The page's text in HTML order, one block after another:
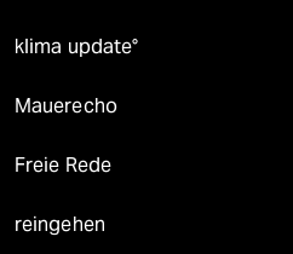
klima update°
Mauerecho
Freie Rede
reingehen